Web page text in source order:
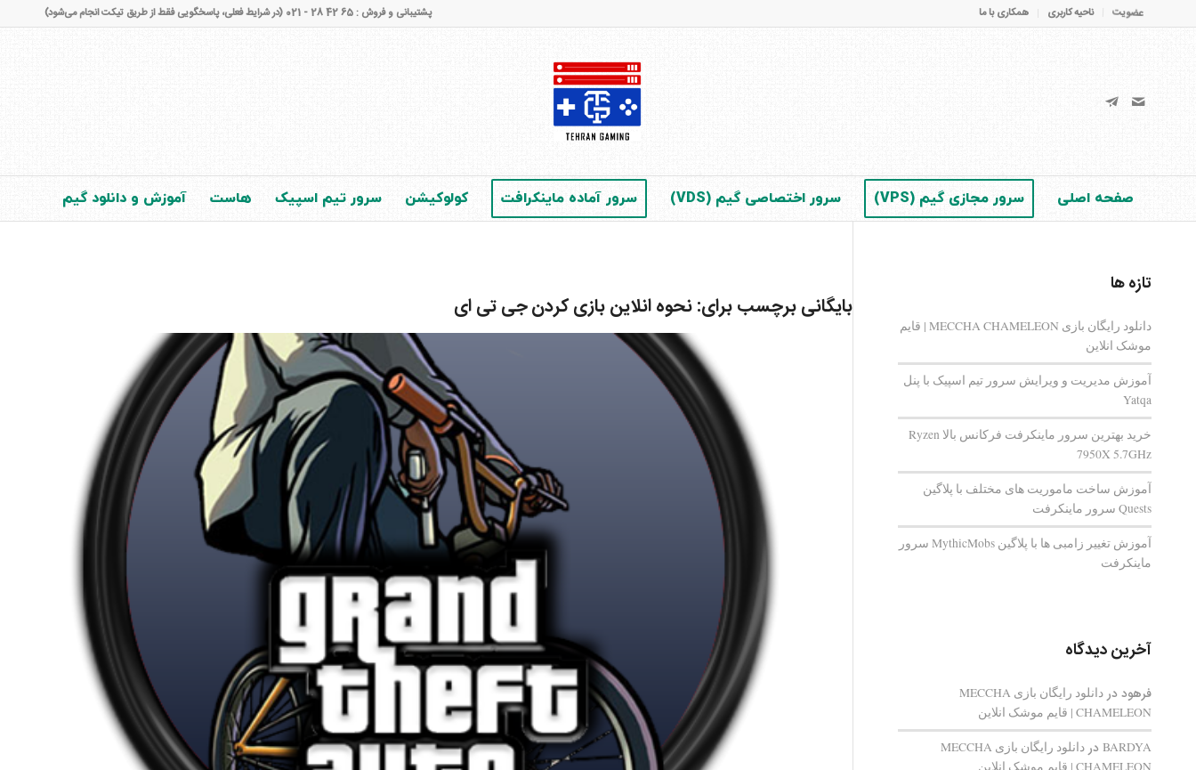
عضویت ناحیه کاربری همکاری با ما پشتیبانی و فروش : 65 42 28 - 021 (در شرایط فعلی، پاسخگویی فقط از طریق تیکت انجام می‌شود)
صفحه اصلی سرور مجازی گیم (VPS) سرور اختصاصی گیم (VDS) سرور آماده ماینکرافت کولوکیشن سرور تیم اسپیک هاست آموزش و دانلود گیم
بایگانی برچسب برای:نحوه انلاین بازی کردن جی تی ای
تازه ها
دانلود رایگان بازی MECCHA CHAMELEON | قایم‌
موشک انلاین
آموزش مدیریت و ویرایش سرور تیم اسپیک با پنل
Yatqa
خرید بهترین سرور ماینکرفت فرکانس بالا Ryzen
7950X 5.7GHz
آموزش ساخت ماموریت های مختلف با پلاگین
Quests سرور ماینکرفت
آموزش تغییر زامبی ها با پلاگین MythicMobs سرور
ماینکرفت
آخرین دیدگاه
فرهوددر
دانلود رایگان بازی MECCHA
CHAMELEON | قایم‌ موشک انلاین
BARDYA در
دانلود رایگان بازی MECCHA
CHAMELEON | قایم‌ موشک انلاین